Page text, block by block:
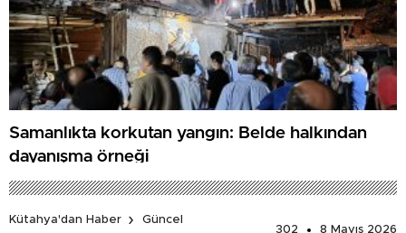
Samanlıkta korkutan yangın: Belde halkından
dayanışma örneği
Kütahya'dan Haber
Güncel
302
8 Mayıs 2026